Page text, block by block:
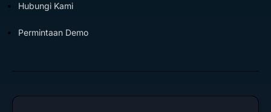
Hubungi Kami
Permintaan Demo